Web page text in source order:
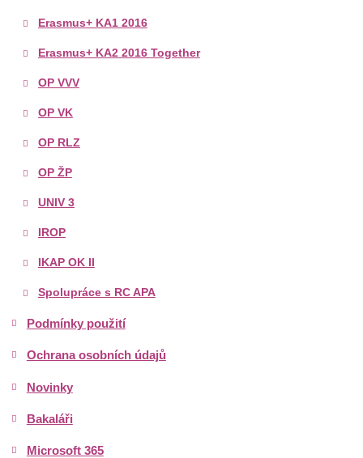
Erasmus+ KA1 2016
Erasmus+ KA2 2016 Together
OP VVV
OP VK
OP RLZ
OP ŽP
UNIV 3
IROP
IKAP OK II
Spolupráce s RC APA
Podmínky použití
Ochrana osobních údajů
Novinky
Bakaláři
Microsoft 365